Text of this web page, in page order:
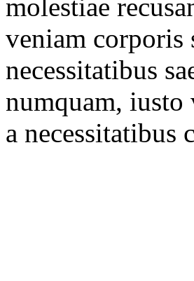
molestiae
veniam corporis
necessitatibus
numquam,
a necessitatibus